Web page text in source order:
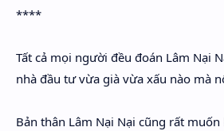
****
Tất cả mọi người đều đoán Lâm Nại
nhà đầu tư vừa già vừa xấu nào mà
Bản thân Lâm Nại Nại cũng rất